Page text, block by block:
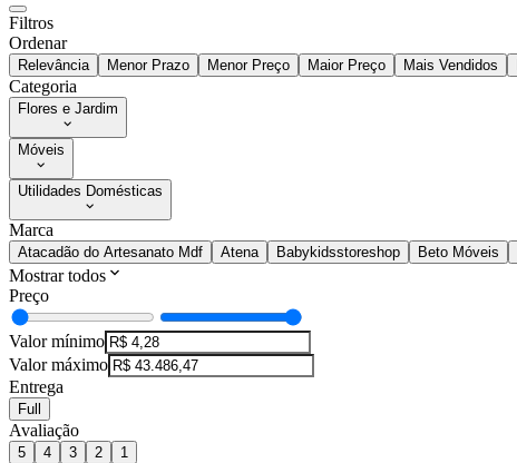
Filtros
Ordenar
Relevância Menor Prazo Menor Preço Maior Preço Mais Vendidos
Categoria
Flores e Jardim
Móveis
Utilidades Domésticas
Marca
Atacadão do Artesanato Mdf Atena Babykidsstoreshop Beto Móveis
Mostrar todos
Preço
Valor mínimo
Valor máximo
Entrega
Full
Avaliação
5 4 3 2 1